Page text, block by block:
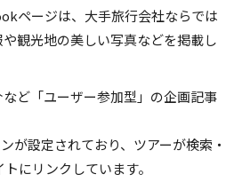
ページは、大手旅行会社ならでは
観光地の美しい写真などを掲載し
ど「ユーザー参加型」の企画記事
が設定されており、ツアーが検索・
にリンクしています。